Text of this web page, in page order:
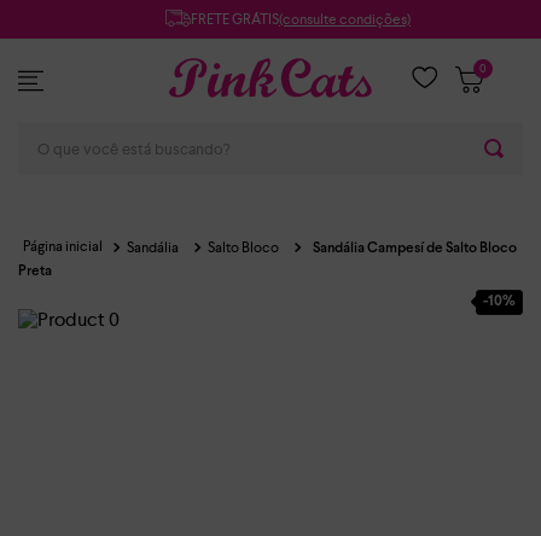
FRETE GRÁTIS(consulte condições)
0
Sandália Salto Bloco
Sandália Campesí de Salto Bloco
Preta
-10%